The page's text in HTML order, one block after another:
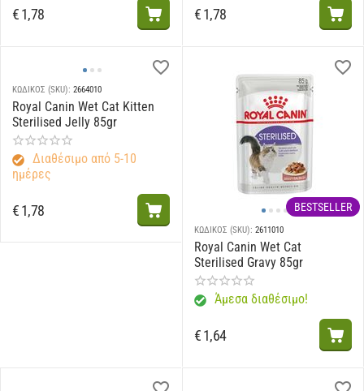
€1,78 €1,78
ΚΩΔΙΚΟΣ (SKU): 2664010
Royal Canin Wet Cat Kitten
Sterilised Jelly 85gr
Διαθέσιμο από 5-10
ημέρες
€1,78 BESTSELLER
ΚΩΔΙΚΟΣ (SKU): 2611010
Royal Canin Wet Cat
Sterilised Gravy 85gr
Άμεσα διαθέσιμο!
€1,64